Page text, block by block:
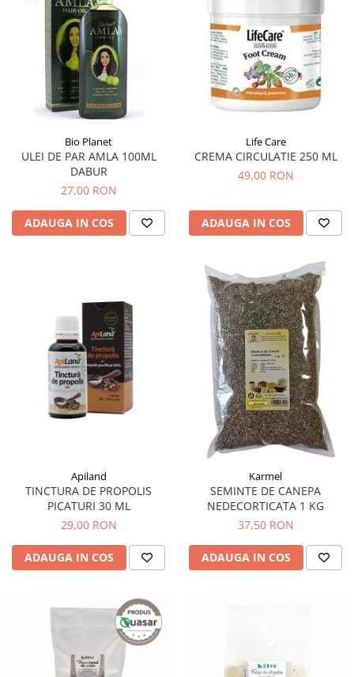
Bio Planet
ULEI DE PAR AMLA 100ML
DABUR
27,00 RON
ADAUGA IN COS
Life Care
CREMA CIRCULATIE 250 ML
49,00 RON
ADAUGA IN COS
Apiland
TINCTURA DE PROPOLIS
PICATURI 30 ML
29,00 RON
ADAUGA IN COS
Karmel
SEMINTE DE CANEPA
NEDECORTICATA 1 KG
37,50 RON
ADAUGA IN COS